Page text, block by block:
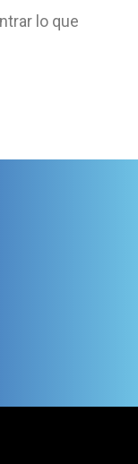
lo que